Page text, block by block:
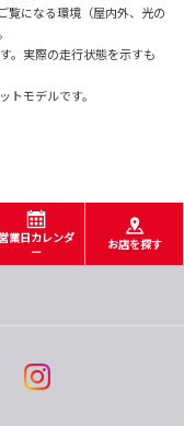
覧になる環境（屋内外、光の
。実際の走行状態を示すも
モデルです。
営業日カレンダ
ー
お店を探す